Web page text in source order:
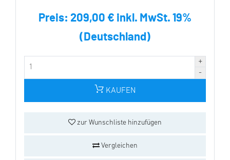
Preis: 209,00 € inkl. MwSt. 19%
(Deutschland)
KAUFEN
zur Wunschliste hinzufügen
Vergleichen